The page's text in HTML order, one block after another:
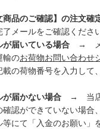
商品のご確認】の注文確
メールをご確認ください
が届いている場合 →
輸のお荷物お問い合わせ
載の荷物番号を入力して
が届かない場合 → 当
確認ができていない場合
等にて「入金のお願い」